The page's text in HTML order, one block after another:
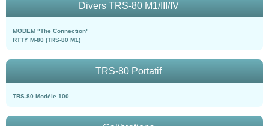
Divers TRS-80 M1/III/IV
MODEM "The Connection"
RTTY M-80 (TRS-80 M1)
TRS-80 Portatif
TRS-80 Modèle 100